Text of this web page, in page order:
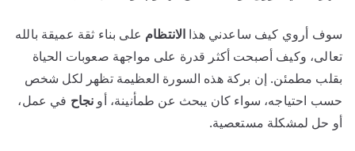
سوف أروي كيف ساعدني هذا الانتظام على بناء ثقة عميقة بالله
تعالى، وكيف أصبحت أكثر قدرة على مواجهة صعوبات الحياة
بقلب مطمئن. إن بركة هذه السورة العظيمة تظهر لكل شخص
حسب احتياجه، سواء كان يبحث عن طمأنينة، أو نجاح في عمل،
أو حل لمشكلة مستعصية.